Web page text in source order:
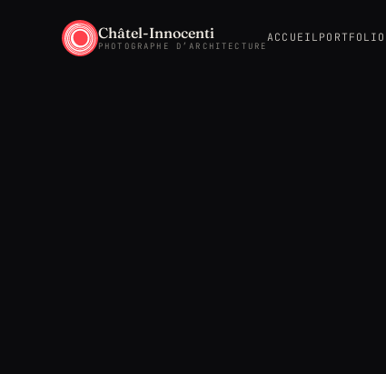
Châtel-Innocenti
PHOTOGRAPHE D’ARCHITECTURE
ACCUEIL PORTFOLIO